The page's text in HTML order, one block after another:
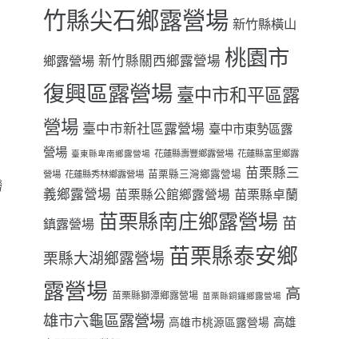
竹縣尖石鄉露營場 新竹縣橫山
鄉露營場 新竹縣關西鄉露營場 桃園市
復興區露營場 臺中市和平區露
營場 臺中市新社區露營場 臺中市東勢區露
營場 臺東縣卑南鄉露營場 花蓮縣壽豐鄉露營場 花蓮縣富里鄉露
營場 花蓮縣秀林鄉露營場 苗栗縣三灣鄉露營場 苗栗縣三
義鄉露營場 苗栗縣公館鄉露營場 苗栗縣卓蘭
鎮露營場 苗栗縣南庄鄉露營場 苗
栗縣大湖鄉露營場 苗栗縣泰安鄉
露營場 苗栗縣獅潭鄉露營場 苗栗縣銅鑼鄉露營場 高
雄市六龜區露營場 高雄市桃源區露營場 高雄